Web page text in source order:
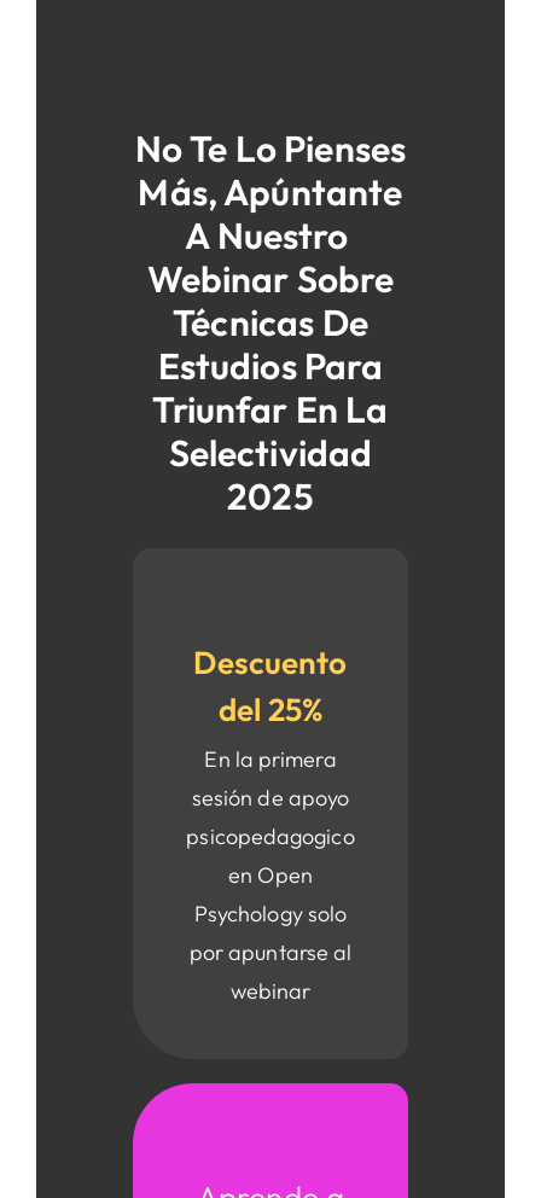
No Te Lo Pienses
Más, Apúntante
A Nuestro
Webinar Sobre
Técnicas De
Estudios Para
Triunfar En La
Selectividad
2025
Descuento
del 25%
En la primera
sesión de apoyo
psicopedagogico
en Open
Psychology solo
por apuntarse al
webinar